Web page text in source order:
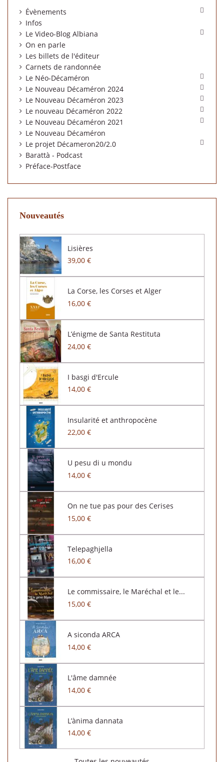
Évènements 
Infos
Le Video-Blog Albiana

On en parle
Les billets de l'éditeur
Carnets de randonnée
Le Néo-Décaméron

Le Nouveau Décaméron 2024 
Le Nouveau Décaméron 2023 
Le nouveau Décaméron 2022 
Le Nouveau Décaméron 2021 
Le Nouveau Décaméron
Le projet Décameron20/2.0

Barattà - Podcast
Préface-Postface
Nouveautés
Lisières
39,00 €
La Corse, les Corses et Alger
16,00 €
L’énigme de Santa Restituta
24,00 €
I basgi d'Ercule
14,00 €
Insularité et anthropocène
22,00 €
U pesu di u mondu
14,00 €
On ne tue pas pour des Cerises
15,00 €
Telepaghjella
16,00 €
Le commissaire, le Maréchal et le...
15,00 €
A siconda ARCA
14,00 €
L'âme damnée
14,00 €
L’ànima dannata
14,00 €